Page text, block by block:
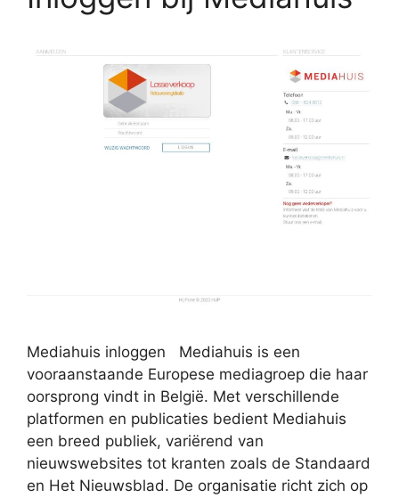
Mediahuis inloggen Mediahuis is een
vooraanstaande Europese mediagroep die haar
oorsprong vindt in België. Met verschillende
platformen en publicaties bedient Mediahuis
een breed publiek, variërend van
nieuwswebsites tot kranten zoals de Standaard
en Het Nieuwsblad. De organisatie richt zich op